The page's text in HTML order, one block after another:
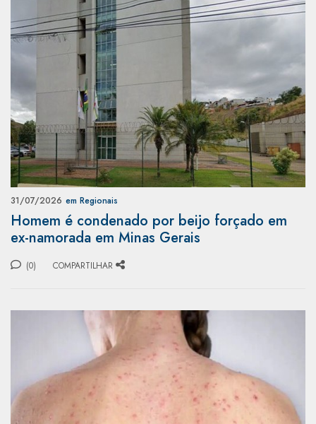
31/07/2026 em Regionais
Homem é condenado por beijo forçado em
ex-namorada em Minas Gerais
(0) COMPARTILHAR